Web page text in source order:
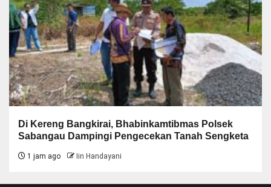
Di Kereng Bangkirai, Bhabinkamtibmas Polsek
Sabangau Dampingi Pengecekan Tanah Sengketa
1 jam ago Iin Handayani